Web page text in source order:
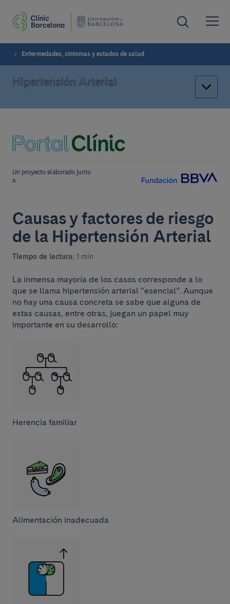
Enfermedades, síntomas y estados de salud
Hipertensión Arterial
Un proyecto elaborado junto
a
Causas y factores de riesgo
de la Hipertensión Arterial
Tiempo de lectura: 1 min
La inmensa mayoría de los casos corresponde a lo
que se llama hipertensión arterial “esencial”. Aunque
no hay una causa concreta se sabe que alguna de
estas causas, entre otras, juegan un papel muy
importante en su desarrollo:
Herencia familiar
Alimentación inadecuada